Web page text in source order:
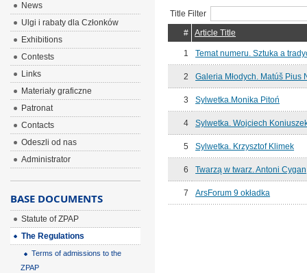
Title Filter
#
Article Title
1 Temat numeru. Sztuka a
2 Galeria Młodych. Matúš Pius
3 Sylwetka.Monika Pitoń
4 Sylwetka. Wojciech
5 Sylwetka. Krzysztof Klimek
6 Twarzą w twarz. Antoni Cygan
7 ArsForum 9 okładka
News
Ulgi i rabaty dla Członków
Exhibitions
Contests
Links
Materiały graficzne
Patronat
Contacts
Odeszli od nas
Administrator
BASE DOCUMENTS
Statute of ZPAP
The Regulations
Terms of admissions to the
ZPAP